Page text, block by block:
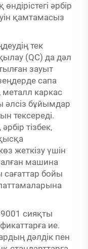
әрбір
қамтамасыз
тек
(QC) да дәл
зауыт
сапа
каркас
әлсіз бұйымдар
тексереді.
тізбек,
жеткізу үшін
машина
сағаттар бойы
сияқты
ие.
дәлдік пен